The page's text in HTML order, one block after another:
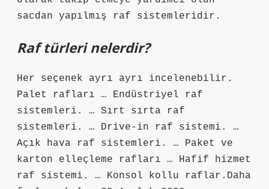
sacdan yapılmış raf sistemleridir.
Raf türleri nelerdir?
Her seçenek ayrı ayrı incelenebilir.
Palet rafları … Endüstriyel raf
sistemleri. … Sırt sırta raf
sistemleri. … Drive-in raf sistemi. …
Açık hava raf sistemleri. … Paket ve
karton elleçleme rafları … Hafif hizmet
raf sistemi. … Konsol kollu raflar.Daha